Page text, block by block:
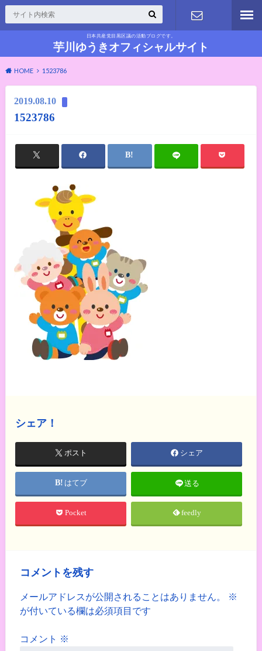
日本共産党目黒区議の活動ブログです。
芋川ゆうきオフィシャルサイト
お問い合わ
HOME 1523786
2019.08.10
1523786
シェア！
ポスト シェア
はてブ 送る
Pocket feedly
コメントを残す
メールアドレスが公開されることはありません。
※
が付いている欄は必須項目です
コメント ※